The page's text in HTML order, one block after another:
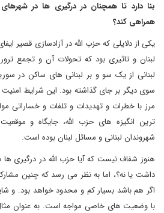
بنا دارد تا همچنان در درگیری ها در
همراهی کند؟
یکی از دلایلی که حزب الله در آزادسازی قصیر
لبنان و تاثیری بود که تحولات آن و تجمع
لبنانی از یک سو و بر لبنانی های ساکن در
سوی دیگر بر جای گذاشته بود. این شرایط امنیت
مرز با خطرات و تهدیدات و تلفات و خساراتی
ترین انگیزه های حزب الله، جایگاه و موقعیت
شهروندان لبنانی و مسائل لبنان بوده است.
هنوز شفاف نیست که آیا حزب الله در درگیری
داشت یا نه؟، اما به نظر می رسد که چنین
اگر هم باشد بسیار کم و محدود خواهد بود. و
با وضعیت های خاصی مواجه است. به عنوان